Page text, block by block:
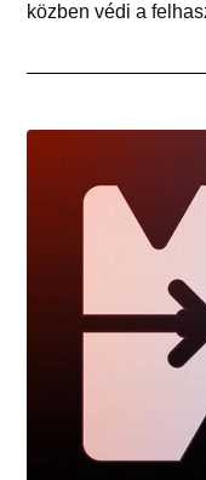
közben védi a